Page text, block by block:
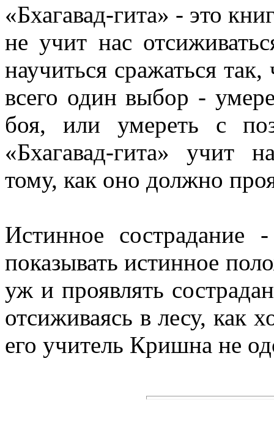
«Бхагавад-гита» - это
не учит нас
научиться сражаться
всего один выбор -
боя, или умереть с
«Бхагавад-гита» учит
тому, как оно должно
Истинное сострадание
показывать истинное
уж и проявлять
отсиживаясь в лесу, как
его учитель Кришна не